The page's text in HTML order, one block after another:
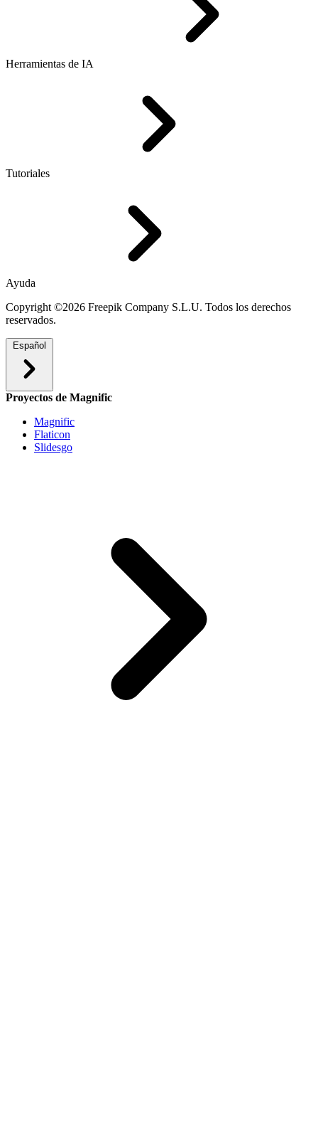
Herramientas de IA
Tutoriales
Ayuda
Copyright ©2026 Freepik Company S.L.U. Todos los derechos
reservados.
Español
Proyectos de Magnific
Magnific
Flaticon
Slidesgo